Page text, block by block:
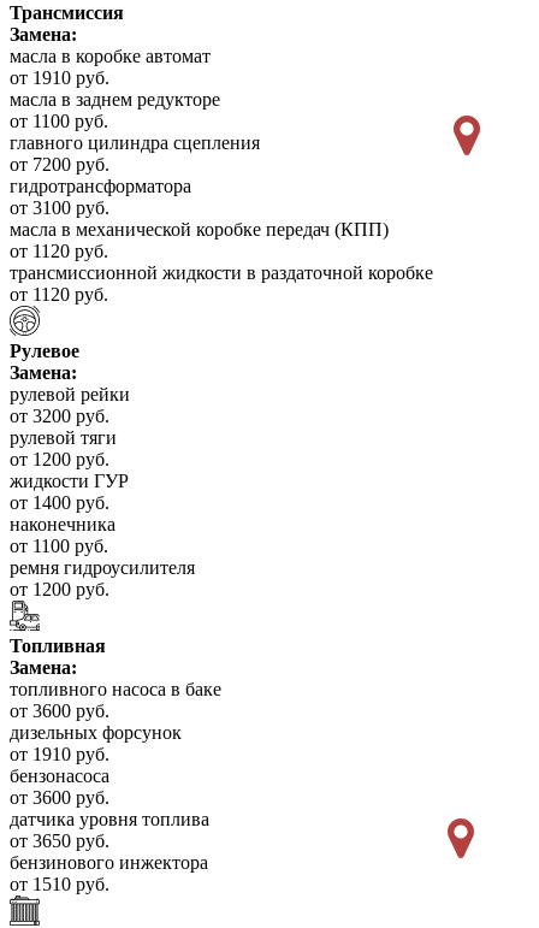
Трансмиссия
Замена:
масла в коробке автомат
от 1910 руб.
масла в заднем редукторе
от 1100 руб.
главного цилиндра сцепления
от 7200 руб.
гидротрансформатора
от 3100 руб.
масла в механической коробке передач (КПП)
от 1120 руб.
трансмиссионной жидкости в раздаточной коробке
от 1120 руб.
Рулевое
Замена:
рулевой рейки
от 3200 руб.
рулевой тяги
от 1200 руб.
жидкости ГУР
от 1400 руб.
наконечника
от 1100 руб.
ремня гидроусилителя
от 1200 руб.
Топливная
Замена:
топливного насоса в баке
от 3600 руб.
дизельных форсунок
от 1910 руб.
бензонасоса
от 3600 руб.
датчика уровня топлива
от 3650 руб.
бензинового инжектора
от 1510 руб.